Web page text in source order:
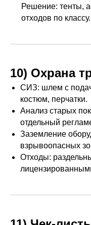
Решение: тенты,
отходов по классу.
10) Охрана
СИЗ: шлем с
костюм, перчатки.
Анализ старых
отдельный
Заземление
взрывоопасных
Отходы: